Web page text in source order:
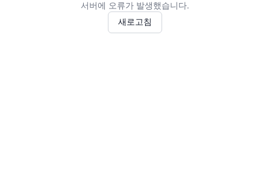
서버에 오류가 발생했습니다.
새로고침